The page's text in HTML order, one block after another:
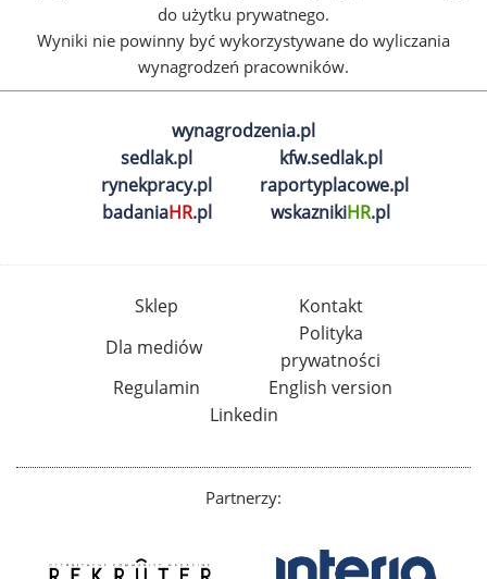
do użytku prywatnego.
Wyniki nie powinny być wykorzystywane do wyliczania
wynagrodzeń pracowników.
wynagrodzenia.pl
sedlak.pl
kfw.sedlak.pl
rynekpracy.pl
raportyplacowe.pl
badaniaHR.pl wskaznikiHR.pl
Sklep
Kontakt
Dla mediów
Polityka
prywatności
Regulamin
English version
Linkedin
Partnerzy: